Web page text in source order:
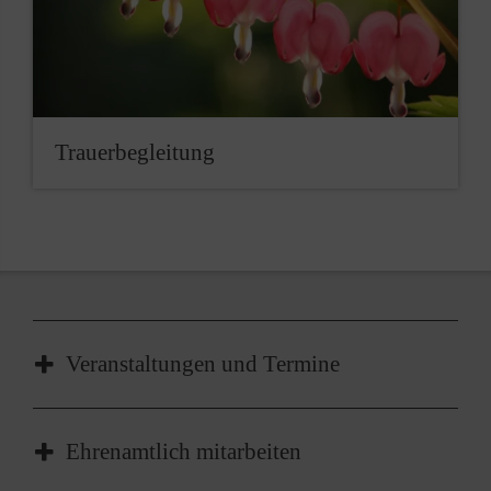
Trauerbegleitung
Veranstaltungen und Termine
Ehrenamtlich mitarbeiten